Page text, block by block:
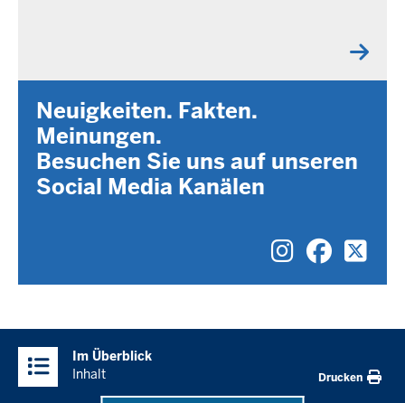
Neuigkeiten. Fakten.
Meinungen.
Besuchen Sie uns auf unseren
Social Media Kanälen
Inhalte
Im Überblick
Inhalt
Drucken